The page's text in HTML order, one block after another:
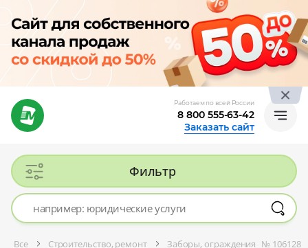
Работаем по всей России
8 800 555-63-42
Заказать сайт
Фильтр
Все Строительство, ремонт Заборы, ограждения № 106128